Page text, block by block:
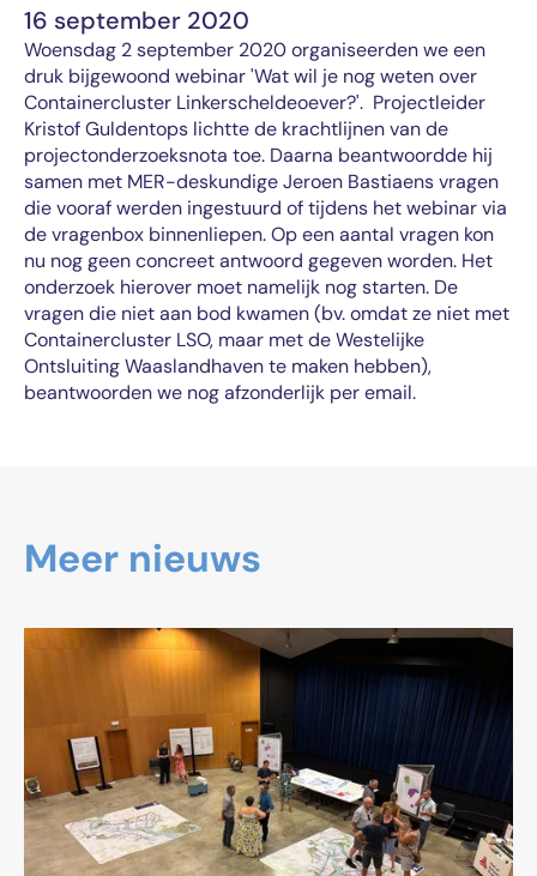
16 september 2020
Woensdag 2 september 2020 organiseerden we een
druk bijgewoond webinar 'Wat wil je nog weten over
Containercluster Linkerscheldeoever?'. Projectleider
Kristof Guldentops lichtte de krachtlijnen van de
projectonderzoeksnota toe. Daarna beantwoordde hij
samen met MER-deskundige Jeroen Bastiaens vragen
die vooraf werden ingestuurd of tijdens het webinar via
de vragenbox binnenliepen. Op een aantal vragen kon
nu nog geen concreet antwoord gegeven worden. Het
onderzoek hierover moet namelijk nog starten. De
vragen die niet aan bod kwamen (bv. omdat ze niet met
Containercluster LSO, maar met de Westelijke
Ontsluiting Waaslandhaven te maken hebben),
beantwoorden we nog afzonderlijk per email.
Meer nieuws